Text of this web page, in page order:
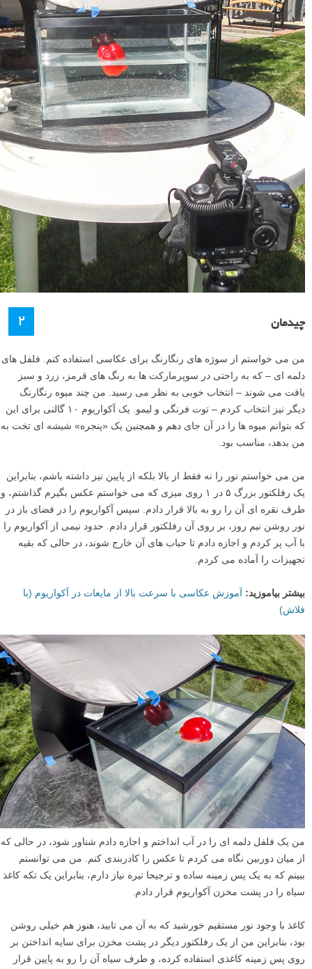
۲ چیدمان
من می خواستم از سوژه های رنگارنگ برای عکاسی استفاده کنم. فلفل های
دلمه ای – که به راحتی در سوپرمارکت ها به رنگ های قرمز، زرد و سبز
یافت می شوند – انتخاب خوبی به نظر می رسید. من چند میوه رنگارنگ
دیگر نیز انتخاب کردم – توت فرنگی و لیمو. یک آکواریوم ۱۰ گالنی برای این
که بتوانم میوه ها را در آن جای دهم و همچنین یک «پنجره» شیشه ای تخت به
من بدهد، مناسب بود.
من می خواستم نور را نه فقط از بالا بلکه از پایین نیز داشته باشم، بنابراین
یک رفلکتور بزرگ ۵ در ۱ روی میزی که می خواستم عکس بگیرم گذاشتم، و
طرف نقره ای آن را رو به بالا قرار دادم. سپس آکواریوم را در فضای باز در
نور روشن نیم روز، بر روی آن رفلکتور قرار دادم. حدود نیمی از آکواریوم را
با آب پر کردم و اجازه دادم تا حباب های آن خارج شوند، در حالی که بقیه
تجهیزات را آماده می کردم.
بیشتر بیاموزید: آموزش عکاسی با سرعت بالا از مایعات در آکواریوم (با
فلاش)
من یک فلفل دلمه ای را در آب انداختم و اجازه دادم شناور شود، در حالی که
از میان دوربین نگاه می کردم تا عکس را کادربندی کنم. من می توانستم
ببینم که به یک پس زمینه ساده و ترجیحا تیره نیاز دارم، بنابراین یک تکه کاغذ
سیاه را در پشت مخزن آکواریوم قرار دادم.
کاغذ با وجود نور مستقیم خورشید که به آن می تابید، هنوز هم خیلی روشن
بود، بنابراین من از یک رفلکتور دیگر در پشت مخزن برای سایه انداختن بر
روی پس زمینه کاغذی استفاده کرده، و طرف سیاه آن را رو به پایین قرار